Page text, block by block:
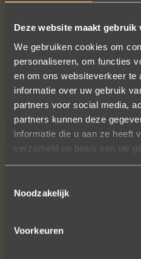
Deze website maakt gebruik
We gebruiken cookies om
personaliseren, om functies
en om ons websiteverkeer te
informatie over uw gebruik
partners voor social media,
partners kunnen deze
informatie die u aan ze heeft
verzameld op basis van uw
Noodzakelijk
Voorkeuren